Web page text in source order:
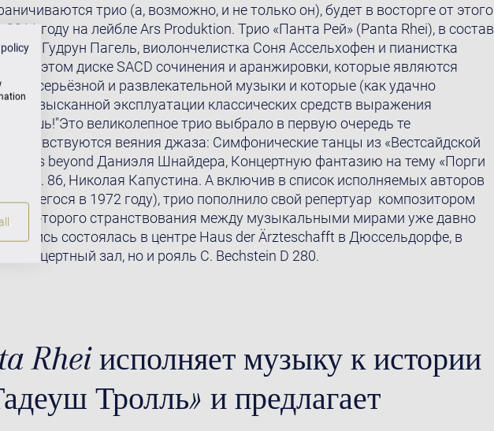
трио (a, возможно, и не только он), будeт в восторге от этого
2011 году на лейбле Ars Produktion. Трио «Панта Рей» (Panta Rhei), в состав
Гудрун Пагель, виолончелистка Соня Ассельхофен и пианистка
на этом диске SACD сочинения и аранжировки, которые являются
серьёзной и развлекательной музыки и которые (как удачнo
их изысканной эксплуатации классических средств выражения
великолепное трио выбрало в первую очередь те
чувствуются веяния джаза: Симфонические танцы из «Вестсайдской
Words beyond Даниэля Шнайдера, Концертную фантазию на тему «Порги
оp. 86, Николая Капустина. А включив в список исполняемых авторов
в 1972 году), трио пополнило свой репертуар композитором
для которого странствования между музыкальными мирами уже давно
состоялась в центре Haus der Ärzteschafft в Дюссельдорфе, в
концертный зал, но и рояль C. Bechstein D 280.
Rhei исполняет музыку к истории
Тролль» и предлагает